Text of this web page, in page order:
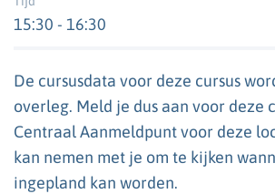
15:30 - 16:30
De cursusdata voor deze cursus
overleg. Meld je dus aan voor deze
Centraal Aanmeldpunt voor deze
kan nemen met je om te kijken
ingepland kan worden.